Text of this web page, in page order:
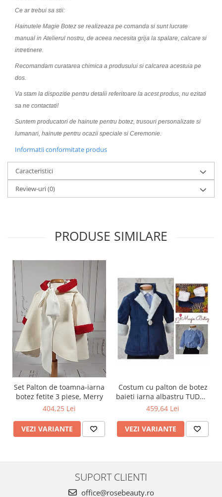
Ce ar trebui sa stii:
Hainutele Magie Botez se realizeaza pe comanda si sunt lucrate
manual in Atelierul nostru, de aceea necesita grija la spalare, calcare si
intretinere.
Recomandam curatarea chimica a produsului si calcarea acestuia pe
dos.
Va stam la dispozitie pentru detalii referitoare la acest produs, nu ezitati
sa ne contactati!
Suntem producatori de hainute pentru botez, trusouri personalizate si
lumanari, hainute pentru ocazii speciale si Ceremonie.
Informatii conformitate produs
Caracteristici
Review-uri(0)
PRODUSE SIMILARE
Set Palton de toamna-iarna
botez fetite 3 piese, Merry
404,25 Lei
VEZI VARIANTE
Costum cu palton de botez
baieti iarna albastru TUDOR
cu cojocel 4 piese
459,64 Lei
VEZI VARIANTE
SUPORT CLIENTI
office@rosebeauty.ro